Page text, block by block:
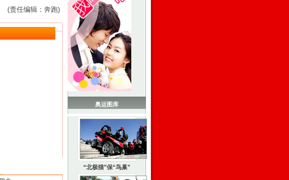
(责任编辑：奔跑)
奥运图库
“北极猫”保“鸟巢”